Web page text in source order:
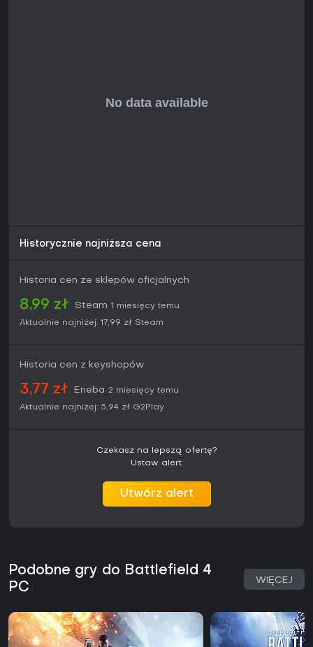
Historycznie najniższa cena
Historia cen ze sklepów oficjalnych
8,99 zł Steam 1 miesięcy temu
Aktualnie najniżej: 17,99 zł Steam
Historia cen z keyshopów
3,77 zł Eneba 2 miesięcy temu
Aktualnie najniżej: 5,94 zł G2Play
Czekasz na lepszą ofertę?
Ustaw alert.
Utwórz alert
Podobne gry do Battlefield 4
PC
WIĘCEJ